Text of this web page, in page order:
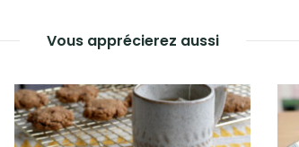
Vous apprécierez aussi